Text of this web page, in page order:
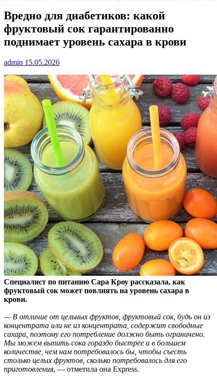
Вредно для диабетиков: какой
фруктовый сок гарантированно
поднимает уровень сахара в крови
admin 15.05.2026
Специалист по питанию Сара Кроу рассказала, как
фруктовый сок может повлиять на уровень сахара в
крови.
— В отличие от цельных фруктов, фруктовый сок, будь он из
концентрата или не из концентрата, содержит свободные
сахара, поэтому его потребление должно быть ограничено.
Мы можем выпить сока гораздо быстрее и в большем
количестве, чем нам потребовалось бы, чтобы съесть
столько целых фруктов, сколько потребовалось для его
приготовления, — отметила она Express.